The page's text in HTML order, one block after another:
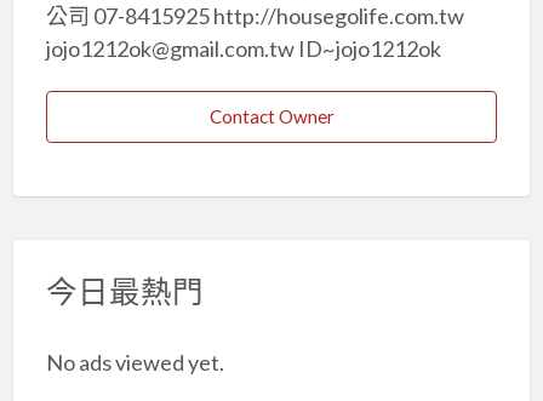
公司 07-8415925 http://housegolife.com.tw
jojo1212ok@gmail.com.tw ID~jojo1212ok
Contact Owner
今日最熱門
No ads viewed yet.